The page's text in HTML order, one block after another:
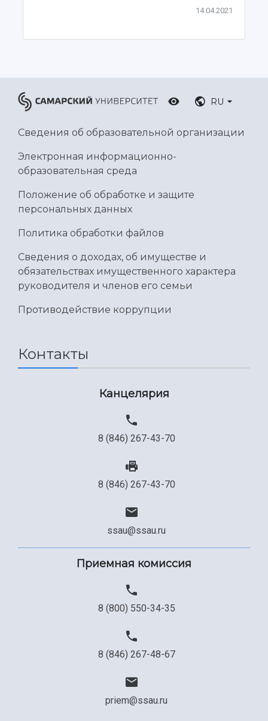
14.04.2021
RU
Сведения об образовательной организации
Электронная информационно-
образовательная среда
Положение об обработке и защите
персональных данных
Политика обработки файлов
Сведения о доходах, об имуществе и
обязательствах имущественного характера
руководителя и членов его семьи
Противодействие коррупции
Контакты
Канцелярия
8 (846) 267-43-70
8 (846) 267-43-70
ssau@ssau.ru
Приемная комиссия
8 (800) 550-34-35
8 (846) 267-48-67
priem@ssau.ru